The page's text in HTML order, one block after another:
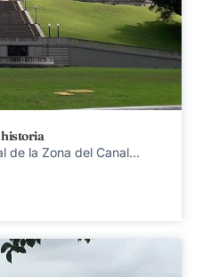
historia
de la Zona del Canal...